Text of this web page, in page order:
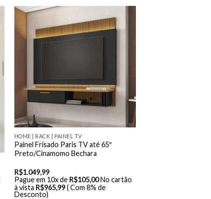
HOME | RACK | PAINEL TV
Painel Frisado Paris TV até 65″
Preto/Cinamomo Bechara
R$1.049,99
Pague em 10x de R$105,00 No cartão
à vista R$965,99 ( Com 8% de
Desconto)